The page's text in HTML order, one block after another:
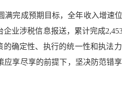
完成预期目标，全年收入增速
业涉税信息报送，累计完成
确定性、执行的统一性和执法
享尽享的前提下，坚决防范错